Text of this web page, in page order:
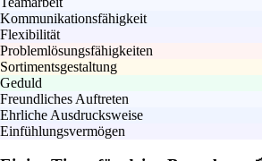
Kommunikationsfähigkeit
Flexibilität
Problemlösungsfähigkeiten
Sortimentsgestaltung
Geduld
Freundliches Auftreten
Ehrliche Ausdrucksweise
Einfühlungsvermögen